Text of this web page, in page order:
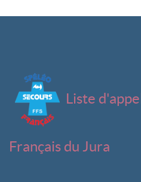
Liste
Français du Jura